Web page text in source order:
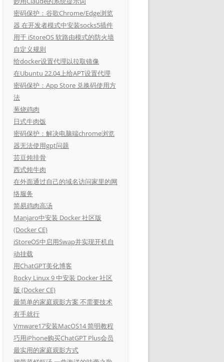
密码保护：谷歌Chrome/Edge浏览
器 在开发者模式中安装socks5插件
用于 iStoreOS 软路由模式的防火墙
自定义规则
给docker设置代理以拉取镜像
在Ubuntu 22.04上给APT设置代理
密码保护：App Store 兑换码使用方
法
葱烧鸡肉
日式牛肉饭
密码保护：解决电脑端chrome浏览
器无法使用gpt问题
芸豆炖排骨
西式炖牛肉
在外面通过自己的域名访问家里的网
络服务
简易鸡肉高汤
Manjaro中安装 Docker 社区版
(Docker CE)
iStoreOS中启用Swap并实现开机自
动挂载
用ChatGPT美化博客
Rocky Linux 9 中安装 Docker 社区
版 (Docker CE)
最简单的家庭观影方案 不需要技术
有手就行
Vmware17安装MacOS14 简明教程
巧用iPhone购买ChatGPT Plus会员
最实用的家庭观影方式